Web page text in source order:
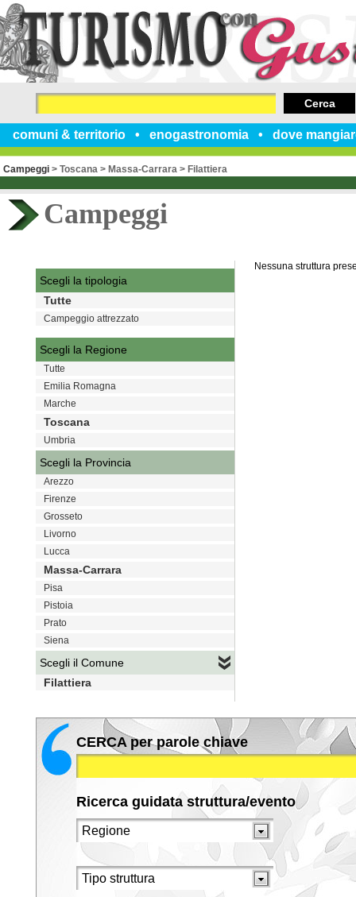
comuni & territorio enogastronomia dove
Cerca
Campeggi > Toscana > Massa-Carrara > Filattiera
Campeggi
Nessuna struttura
Scegli la tipologia
Tutte
Campeggio attrezzato
Scegli la Regione
Tutte
Emilia Romagna
Marche
Toscana
Umbria
Scegli la Provincia
Arezzo
Firenze
Grosseto
Livorno
Lucca
Massa-Carrara
Pisa
Pistoia
Prato
Siena
Scegli il Comune
Filattiera
CERCA per parole chiave
Ricerca guidata struttura/evento